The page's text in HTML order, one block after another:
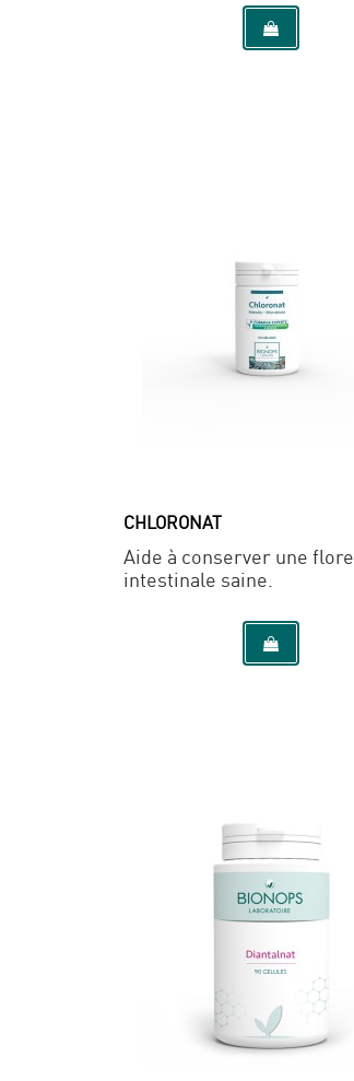
CHLORONAT
Aide à conserver une flore
intestinale saine.